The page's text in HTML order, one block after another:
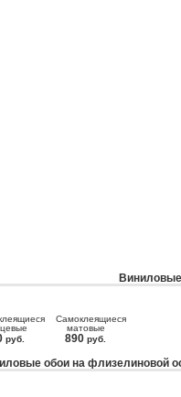
руб.
Самоклеящиеся
матовые
890 руб.
обои на флизелиновой